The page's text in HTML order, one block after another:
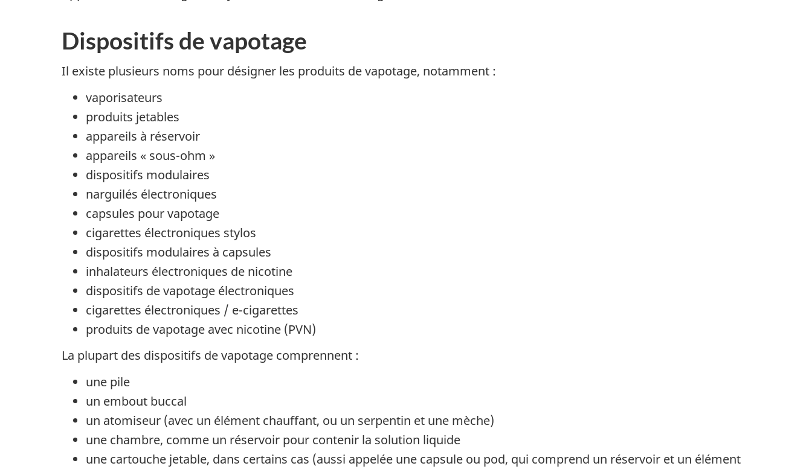
Dispositifs de vapotage
Il existe plusieurs noms pour désigner les produits de vapotage, notamment :
vaporisateurs
produits jetables
appareils à réservoir
appareils « sous-ohm »
dispositifs modulaires
narguilés électroniques
capsules pour vapotage
cigarettes électroniques stylos
dispositifs modulaires à capsules
inhalateurs électroniques de nicotine
dispositifs de vapotage électroniques
cigarettes électroniques / e-cigarettes
produits de vapotage avec nicotine (PVN)
La plupart des dispositifs de vapotage comprennent :
une pile
un embout buccal
un atomiseur (avec un élément chauffant, ou un serpentin et une mèche)
une chambre, comme un réservoir pour contenir la solution liquide
une cartouche jetable, dans certains cas (aussi appelée une capsule ou pod, qui comprend un réservoir et un élément